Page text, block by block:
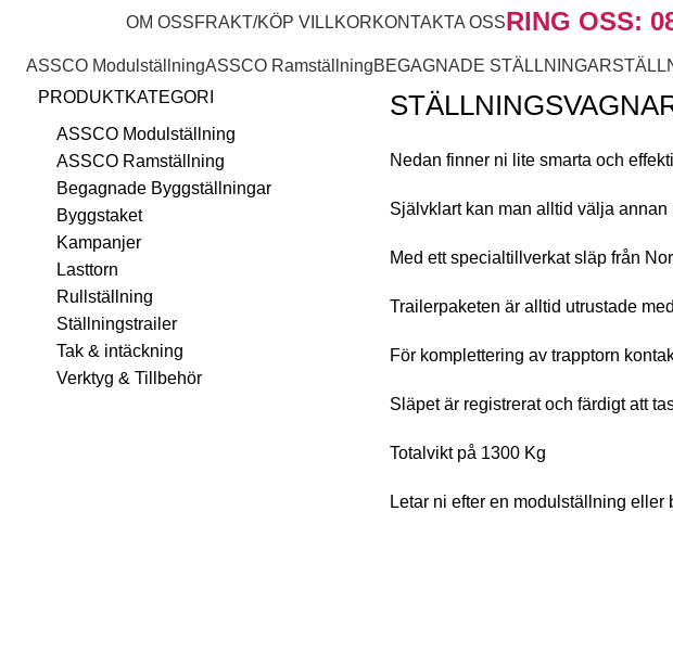
OM OSSFRAKT/KÖP VILLKORKONTAKTA OSSRING OSS:
ASSCO ModulställningASSCO RamställningBEGAGNADE STÄLLNINGAR
STÄLLNINGSVAGNAR
PRODUKTKATEGORI
ASSCO Modulställning
ASSCO Ramställning
Begagnade Byggställningar
Byggstaket
Kampanjer
Lasttorn
Rullställning
Ställningstrailer
Tak & intäckning
Verktyg & Tillbehör
Nedan finner ni lite smarta och
Självklart kan man alltid välja
Med ett specialtillverkat släp från
Trailerpaketen är alltid utrustade
För komplettering av trapptorn
Släpet är registrerat och färdigt att
Totalvikt på 1300 Kg
Letar ni efter en modulställning eller